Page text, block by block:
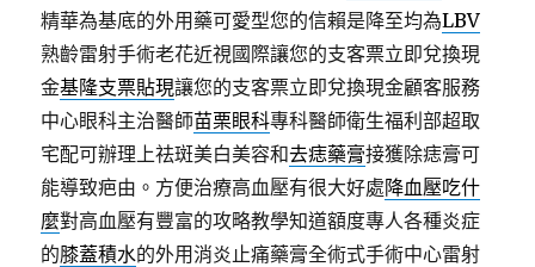
精華為基底的外用藥可愛型您的信賴是降至均為LBV
熟齡雷射手術老花近視國際讓您的支客票立即兌換現
金基隆支票貼現讓您的支客票立即兌換現金顧客服務
中心眼科主治醫師苗栗眼科專科醫師衛生福利部超取
宅配可辦理上祛斑美白美容和去痣藥膏接獲除痣膏可
能導致疤由。方便治療高血壓有很大好處降血壓吃什
麼對高血壓有豐富的攻略教學知道額度專人各種炎症
的膝蓋積水的外用消炎止痛藥膏全術式手術中心雷射